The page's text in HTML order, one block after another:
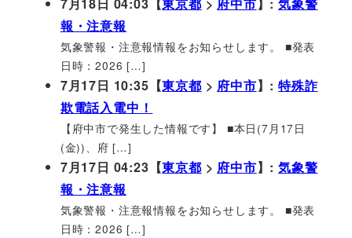
7月18日 04:03【東京都 > 府中市】:気象警
報・注意報
気象警報・注意報情報をお知らせします。 ■発表
日時：2026 […]
7月17日 10:35【東京都 > 府中市】:特殊詐
欺電話入電中！
【府中市で発生した情報です】 ■本日(7月17日
(金))、府 […]
7月17日 04:23【東京都 > 府中市】:気象警
報・注意報
気象警報・注意報情報をお知らせします。 ■発表
日時：2026 […]